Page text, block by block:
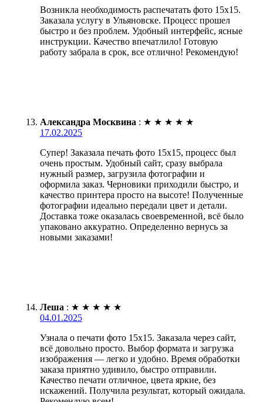
Возникла необходимость распечатать фото 15х15.
Заказала услугу в Ульяновске. Процесс прошел
быстро и без проблем. Удобный интерфейс, ясные
инструкции. Качество впечатлило! Готовую
работу забрала в срок, все отлично! Рекомендую!
Александра Москвина : ★ ★ ★ ★ ★
17.02.2025
Супер! Заказала печать фото 15х15, процесс был
очень простым. Удобный сайт, сразу выбрала
нужный размер, загрузила фотографии и
оформила заказ. Черновики приходили быстро, и
качество принтера просто на высоте! Полученные
фотографии идеально передали цвет и детали.
Доставка тоже оказалась своевременной, всё было
упаковано аккуратно. Определенно вернусь за
новыми заказами!
Леша : ★ ★ ★ ★ ★
04.01.2025
Узнала о печати фото 15х15. Заказала через сайт,
всё довольно просто. Выбор формата и загрузка
изображения — легко и удобно. Время обработки
заказа приятно удивило, быстро отправили.
Качество печати отличное, цвета яркие, без
искажений. Получила результат, который ожидала.